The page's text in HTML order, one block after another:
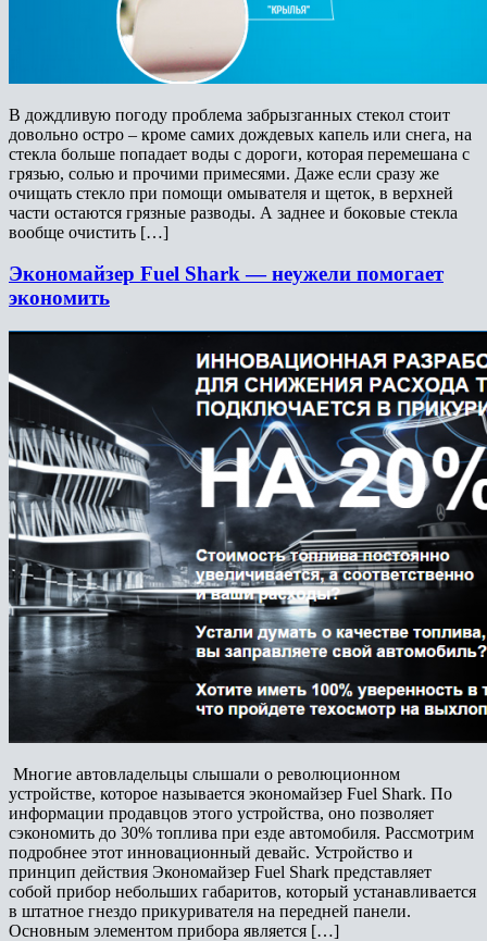
В дождливую погоду проблема забрызганных стекол стоит
довольно остро – кроме самих дождевых капель или снега, на
стекла больше попадает воды с дороги, которая перемешана с
грязью, солью и прочими примесями. Даже если сразу же
очищать стекло при помощи омывателя и щеток, в верхней
части остаются грязные разводы. А заднее и боковые стекла
вообще очистить […]
Экономайзер Fuel Shark — неужели помогает
экономить
Многие автовладельцы слышали о революционном
устройстве, которое называется экономайзер Fuel Shark. По
информации продавцов этого устройства, оно позволяет
сэкономить до 30% топлива при езде автомобиля. Рассмотрим
подробнее этот инновационный девайс. Устройство и
принцип действия Экономайзер Fuel Shark представляет
собой прибор небольших габаритов, который устанавливается
в штатное гнездо прикуривателя на передней панели.
Основным элементом прибора является […]